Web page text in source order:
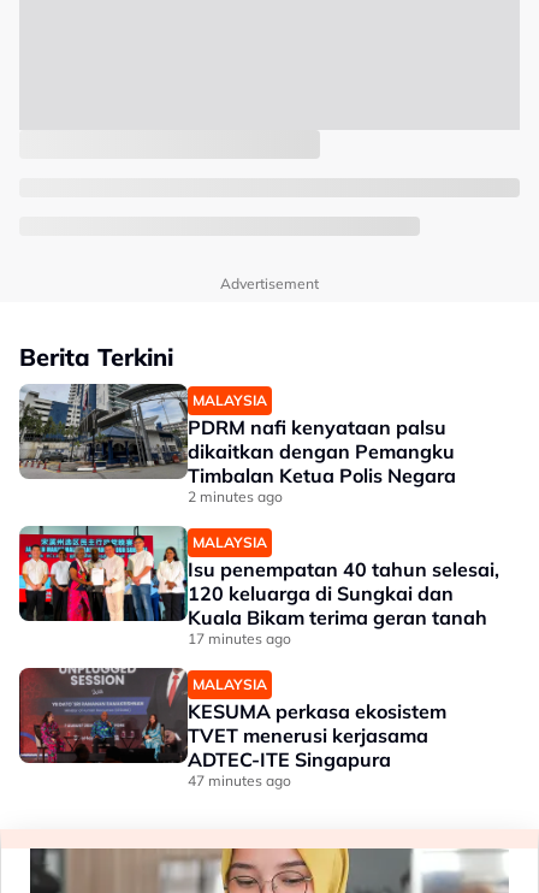
Advertisement
Berita Terkini
MALAYSIA
PDRM nafi kenyataan palsu
dikaitkan dengan Pemangku
Timbalan Ketua Polis Negara
2 minutes ago
MALAYSIA
Isu penempatan 40 tahun selesai,
120 keluarga di Sungkai dan
Kuala Bikam terima geran tanah
17 minutes ago
MALAYSIA
KESUMA perkasa ekosistem
TVET menerusi kerjasama
ADTEC-ITE Singapura
47 minutes ago